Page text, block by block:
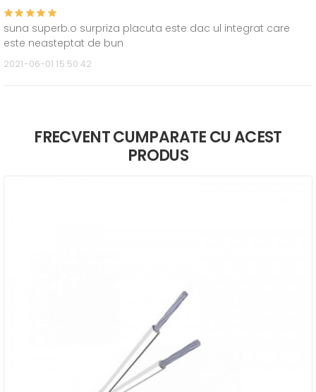
suna superb.o surpriza placuta este dac ul integrat care
este neasteptat de bun
2021-06-01 15:50:42
FRECVENT CUMPARATE CU ACEST
PRODUS